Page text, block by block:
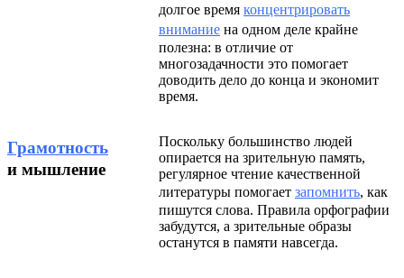
долгое время концентрировать
внимание на одном деле крайне
полезна: в отличие от
многозадачности это помогает
доводить дело до конца и экономит
время.
Грамотность
и мышление
Поскольку большинство людей
опирается на зрительную память,
регулярное чтение качественной
литературы помогает запомнить, как
пишутся слова. Правила орфографии
забудутся, а зрительные образы
останутся в памяти навсегда.